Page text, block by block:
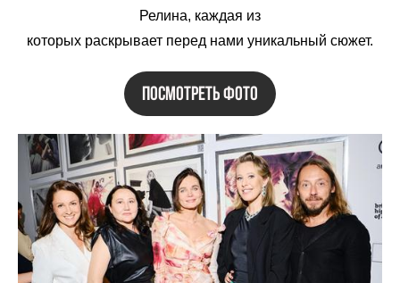
Релина, каждая из
которых раскрывает перед нами уникальный сюжет.
посмотреть фото